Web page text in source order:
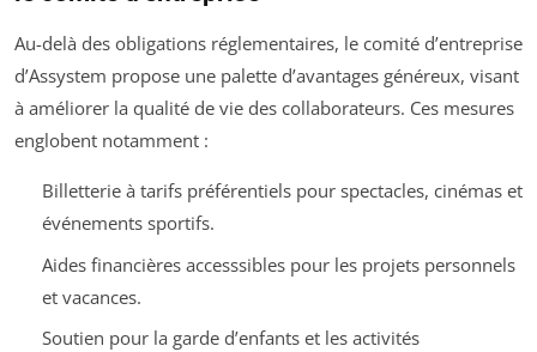
Au-delà des obligations réglementaires, le comité d’entreprise
d’Assystem propose une palette d’avantages généreux, visant
à améliorer la qualité de vie des collaborateurs. Ces mesures
englobent notamment :
Billetterie à tarifs préférentiels pour spectacles, cinémas et
événements sportifs.
Aides financières accesssibles pour les projets personnels
et vacances.
Soutien pour la garde d’enfants et les activités